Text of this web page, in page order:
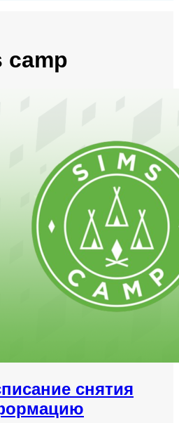
camp
снятия